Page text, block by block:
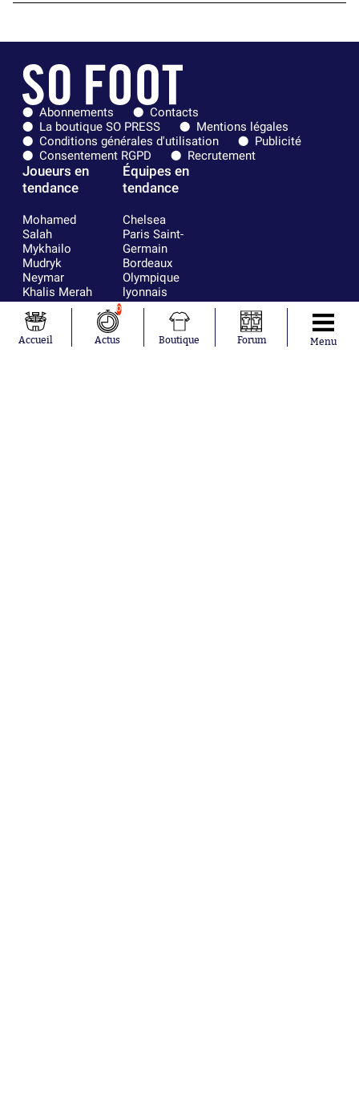
Abonnements
Contacts
La boutique SO PRESS
Mentions légales
Conditions générales d'utilisation
Publicité
Consentement RGPD
Recrutement
Joueurs en
tendance
Mohamed
Salah
Mykhailo
Mudryk
Neymar
Khalis Merah
Loïs Openda
Moussa
Niakhaté
Équipes en
tendance
Chelsea
Paris Saint-
Germain
Bordeaux
Olympique
lyonnais
FIFA
Real Madrid
RC Strasbourg
AC Milan
Accueil
0
Actus Boutique Forum Menu